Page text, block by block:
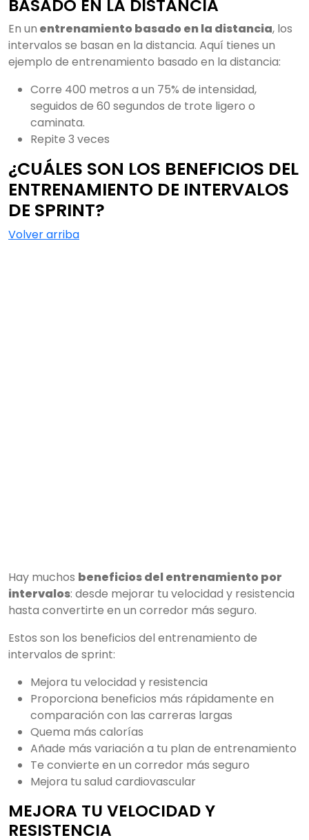
BASADO EN LA DISTANCIA
En un entrenamiento basado en la distancia, los
intervalos se basan en la distancia. Aquí tienes un
ejemplo de entrenamiento basado en la distancia:
Corre 400 metros a un 75% de intensidad,
seguidos de 60 segundos de trote ligero o
caminata.
Repite 3 veces
¿CUÁLES SON LOS BENEFICIOS DEL
ENTRENAMIENTO DE INTERVALOS
DE SPRINT?
Volver arriba
Hay muchos beneficios del entrenamiento por
intervalos: desde mejorar tu velocidad y resistencia
hasta convertirte en un corredor más seguro.
Estos son los beneficios del entrenamiento de
intervalos de sprint:
Mejora tu velocidad y resistencia
Proporciona beneficios más rápidamente en
comparación con las carreras largas
Quema más calorías
Añade más variación a tu plan de entrenamiento
Te convierte en un corredor más seguro
Mejora tu salud cardiovascular
MEJORA TU VELOCIDAD Y
RESISTENCIA